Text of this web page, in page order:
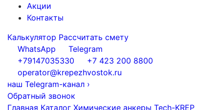
Акции
Контакты
Калькулятор Рассчитать смету
WhatsApp
Telegram
+79147035330
+7 423 200 8800
operator@krepezhvostok.ru
наш Telegram-канал ›
Обратный звонок
Главная Каталог Химические анкеры Tech-KREP